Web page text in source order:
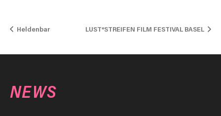
Heldenbar LUST*STREIFEN FILM FESTIVAL BASEL
NEWS